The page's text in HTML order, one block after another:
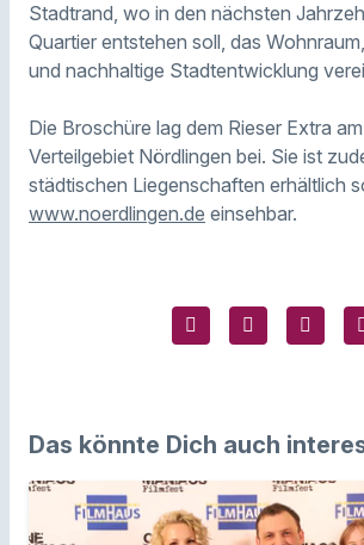
Stadtrand, wo in den nächsten
Quartier entstehen soll, das
und nachhaltige Stadtentwicklung
Die Broschüre lag dem Rieser Extra
Verteilgebiet Nördlingen bei. Sie ist
städtischen Liegenschaften erhältlich
www.noerdlingen.de einsehbar.
Das könnte Dich auch